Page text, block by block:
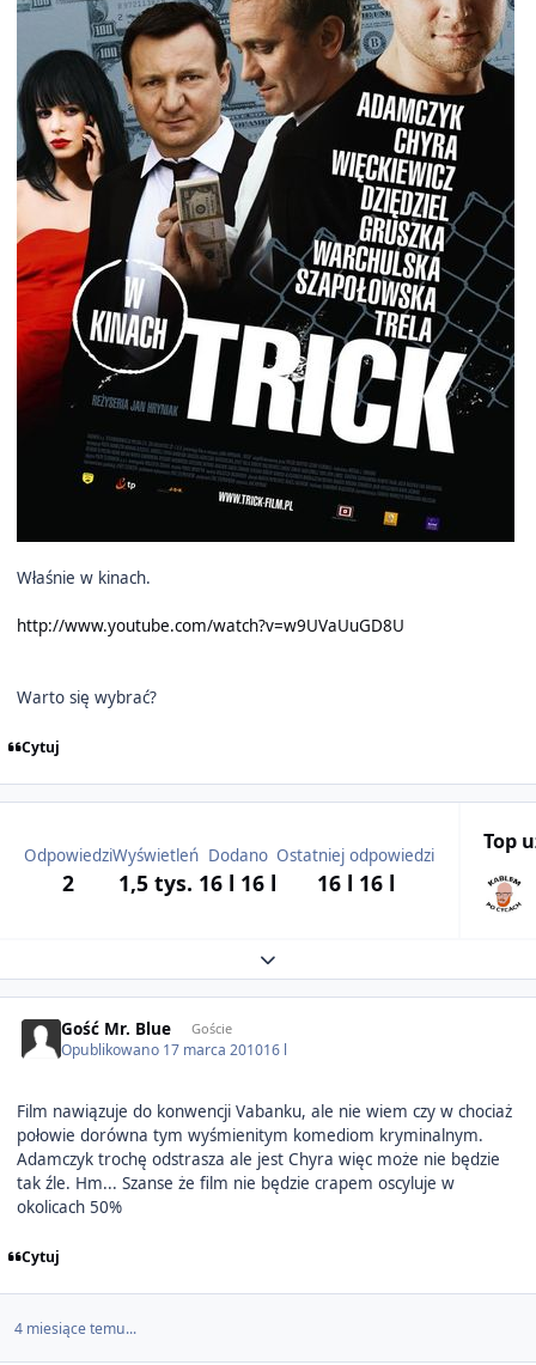
Właśnie w kinach.
http://www.youtube.com/watch?v=w9UVaUuGD8U
Warto się wybrać?
Cytuj
Odpowiedzi
2
Wyświetleń
1,5 tys.
Dodano
16 l 16 l
Ostatniej odpowiedzi
16 l 16 l
Top
Expand topic overview
Gość Mr. Blue Goście
Opublikowano 17 marca 201016 l
Film nawiązuje do konwencji Vabanku, ale nie wiem czy w chociaż
połowie dorówna tym wyśmienitym komediom kryminalnym.
Adamczyk trochę odstrasza ale jest Chyra więc może nie będzie
tak źle. Hm... Szanse że film nie będzie crapem oscyluje w
okolicach 50%
Cytuj
4 miesiące temu...